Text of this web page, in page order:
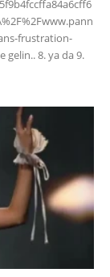
frustration-
gelin.. 8. ya da 9.